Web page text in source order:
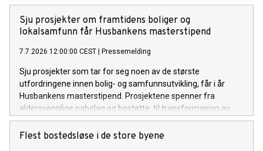
boligpolitiske utfordringer.
Sju prosjekter om framtidens boliger og
lokalsamfunn får Husbankens masterstipend
7.7.2026 12:00:00 CEST Pressemelding
Sju prosjekter som tar for seg noen av de største
utfordringene innen bolig- og samfunnsutvikling, får i år
Husbankens masterstipend. Prosjektene spenner fra
aldersvennlige nabolag og bostøtte, til transformasjon av
eksisterende bygg og kommunal boligpolitikk.
Flest bostedsløse i de store byene